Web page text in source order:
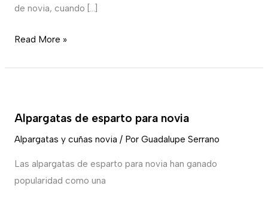
de novia, cuando […]
de
e
Read More »
Alpargatas de esparto para novia
Alpargatas y cuñas novia / Por Guadalupe Serrano
Las alpargatas de esparto para novia han ganado
popularidad como una
esparto
para